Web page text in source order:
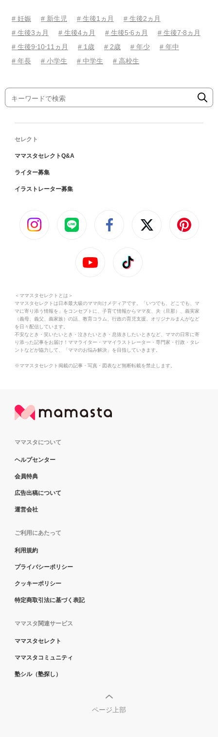
# 妊娠 # 新生児 # 生後1ヵ月
# 生後2ヵ月
# 生後3ヵ月
# 生後4ヵ月 # 生後5⋅6ヵ月
# 生後7⋅8ヵ月
# 生後9⋅10⋅11ヵ月
# 1歳 # 2歳 # 年少
# 年中
# 年長
# 小学生 # 中学生 # 高校生
セレクト
ママスタセレクトQ&A
ライター募集
イラストレーター募集
＜ママスタセレクトとは＞
ママスタセレクトは日本最大級のママ向けメディアです。「いつでも、どこでも、マ
マに寄り添う情報を」をコンセプトに、子育て情報からママ友、夫（旦那）、義実家
（義母、義父、義家族）の話、教育コラム、行政の育児支援、オリジナルまんがなど
を日々配信しています。
不安なとき・笑いたいとき・泣きたいとき・息抜きしたいときなど、ママの日常に寄
り添った記事をお届け！ママライター・ママイラストレーター・専門家・行政・タレ
ントなどが協力して、「ママのお悩み解決」を目指していきます。
※ママスタセレクト掲載の記事・写真・図表など無断転載を禁止します。
ママスタについて
ヘルプセンター
会員特典
広告出稿について
運営会社
ご利用にあたって
利用規約
プライバシーポリシー
クッキーポリシー
特定商取引法に基づく表記
ママスタ関連サービス
ママスタセレクト
ママスタコミュニティ
塾シル（塾探し）
ページ上部